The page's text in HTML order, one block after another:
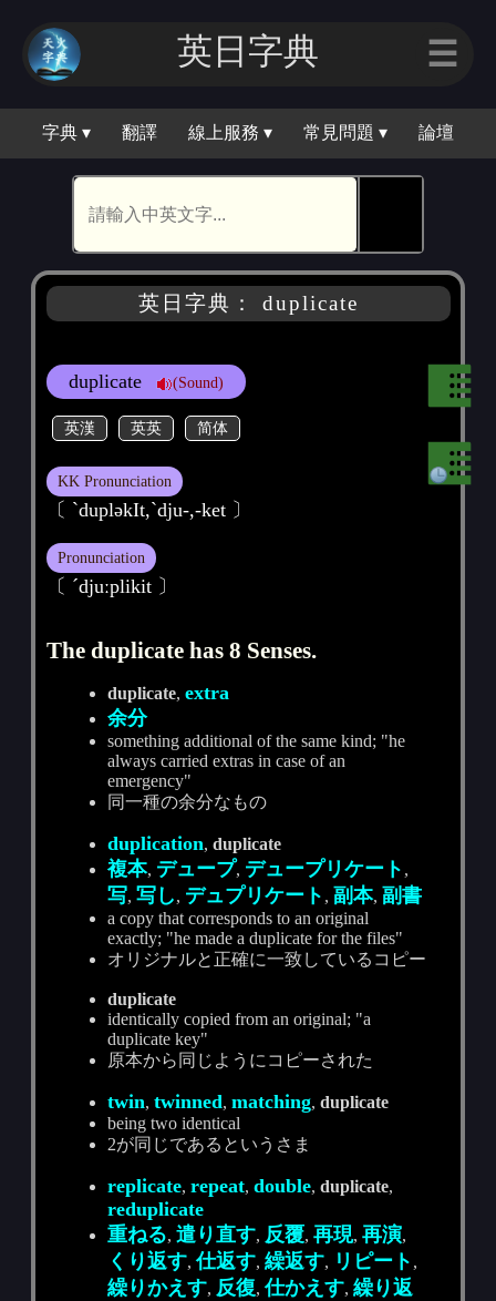
英日字典 ☰
字典 ▾ 翻譯 線上服務 ▾ 常見問題 ▾ 論壇
英日字典： duplicate
duplicate (Sound)
英漢 英英 简体
KK Pronunciation
〔 ˋduplәkIt,ˋdju-,-ket 〕
Pronunciation
〔 ˊdjuːplikit 〕
The duplicate has 8 Senses.
duplicate,extra
余分
something additional of the same kind; "he
always carried extras in case of an
emergency"
同一種の余分なもの
duplication,duplicate
複本, デュープ, デュープリケート ,
写,写し, デュプリケート , 副本, 副書
a copy that corresponds to an original
exactly; "he made a duplicate for the files"
オリジナルと正確に一致しているコピー
duplicate
identically copied from an original; "a
duplicate key"
原本から同じようにコピーされた
twin,twinned,matching,duplicate
being two identical
2が同じであるというさま
replicate,repeat,double,duplicate,
reduplicate
重ねる,遣り直す, 反覆,再現,再演,
くり返す,仕返す,繰返す, リピート ,
繰りかえす, 反復,仕かえす,繰り返